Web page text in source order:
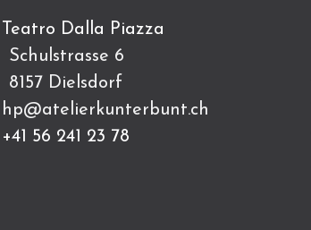
Teatro Dalla Piazza
6
Dielsdorf
hp@atelierkunterbunt.ch
+41 56 241 23 78